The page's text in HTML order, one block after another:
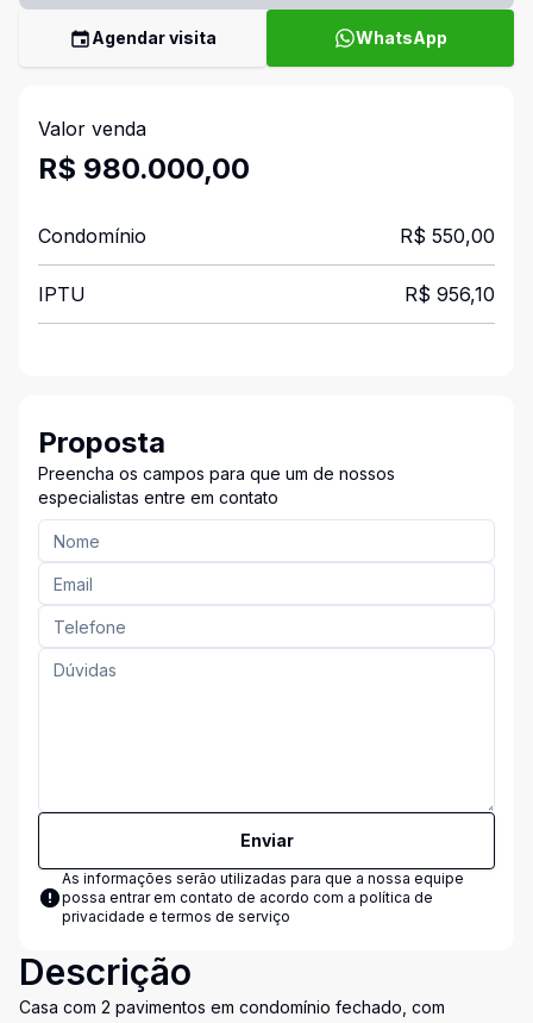
Agendar visita WhatsApp
Valor venda
R$ 980.000,00
Condomínio R$ 550,00
IPTU R$ 956,10
Proposta
Preencha os campos para que um de nossos
especialistas entre em contato
Enviar
As informações serão utilizadas para que a nossa equipe
possa entrar em contato de acordo com a política de
privacidade e termos de serviço
Descrição
Casa com 2 pavimentos em condomínio fechado, com